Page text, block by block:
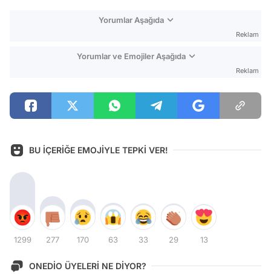
Yorumlar Aşağıda
Reklam
Yorumlar ve Emojiler Aşağıda
Reklam
BU İÇERİĞE EMOJİYLE TEPKİ VER!
1299 277 170 63 33 29 13
ONEDİO ÜYELERİ NE DİYOR?